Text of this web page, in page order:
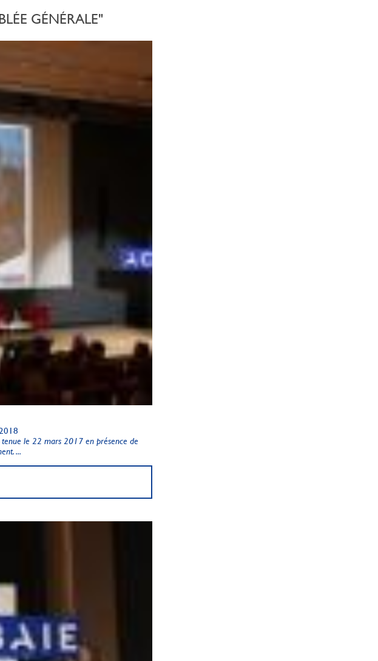
GÉNÉRALE"
tenue le 22 mars 2017 en présence de
...